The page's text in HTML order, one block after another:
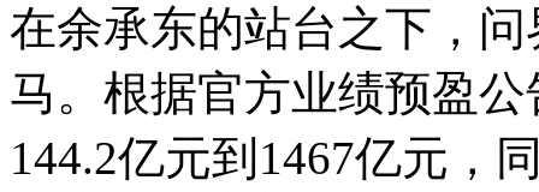
在余承东的站台之下，
马。根据官方业绩预盈
144.2亿元到1467亿元，